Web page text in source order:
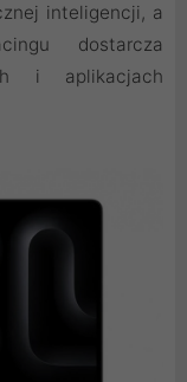
inteligencji, a
dostarcza
i aplikacjach